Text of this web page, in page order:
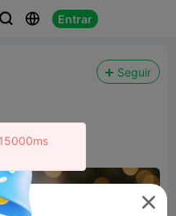
  Entrar
Seguir
print
